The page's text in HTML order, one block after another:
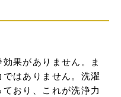
果がありません。ま
はありません。洗濯
おり、これが洗浄力